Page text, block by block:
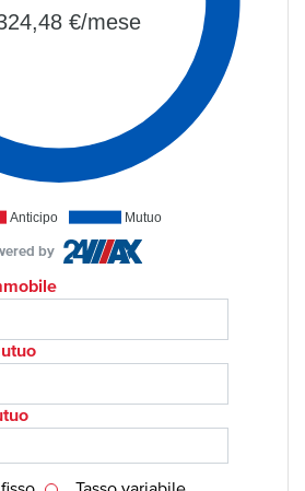
Anticipo Mutuo
€/mese
by